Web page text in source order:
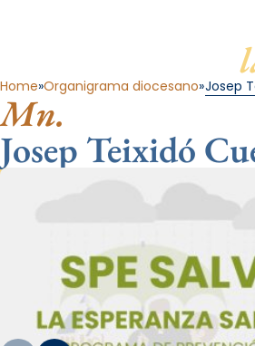
Home Organigrama diocesano Josep
Mn.
Josep Teixidó